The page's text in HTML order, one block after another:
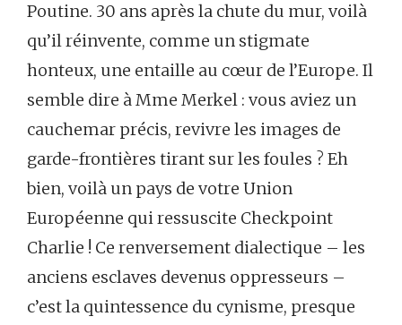
Poutine. 30 ans après la chute du mur, voilà
qu’il réinvente, comme un stigmate
honteux, une entaille au cœur de l’Europe. Il
semble dire à Mme Merkel : vous aviez un
cauchemar précis, revivre les images de
garde-frontières tirant sur les foules ? Eh
bien, voilà un pays de votre Union
Européenne qui ressuscite Checkpoint
Charlie ! Ce renversement dialectique – les
anciens esclaves devenus oppresseurs –
c’est la quintessence du cynisme, presque